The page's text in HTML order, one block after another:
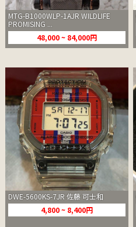
MTG-B1000WLP-1AJR WILDLIFE
PROMISING ...
48,000 ~ 84,000円
DWE-5600KS-7JR 佐藤 可士和
4,800 ~ 8,400円